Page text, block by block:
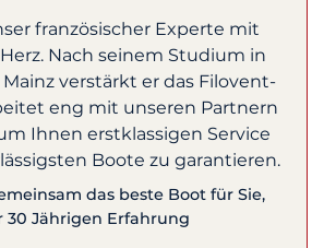
französischer Experte mit
Nach seinem Studium in
verstärkt er das Filovent-
eng mit unseren Partnern
Ihnen erstklassigen Service
Boote zu garantieren.
das beste Boot für Sie,
30 Jährigen Erfahrung